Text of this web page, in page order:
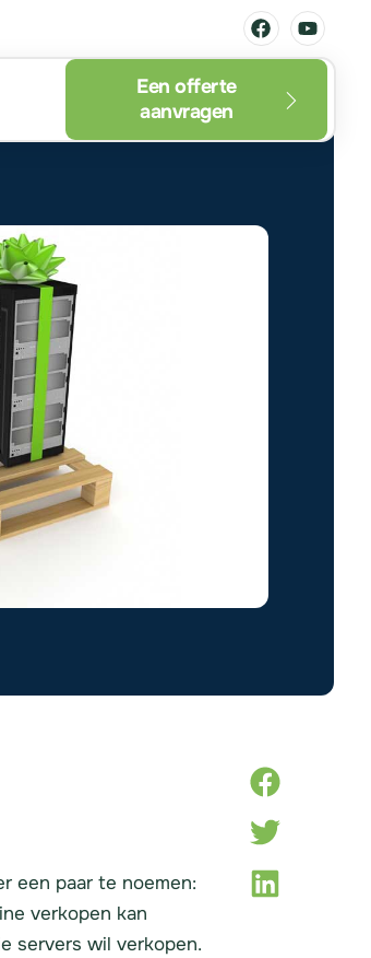
Een offerte
aanvragen
een paar te noemen:
verkopen kan
servers wil verkopen.